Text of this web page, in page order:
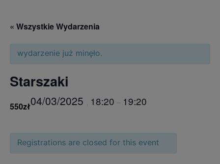
« Wszystkie Wydarzenia
wydarzenie już minęło.
Starszaki
550zł04/03/2025 18:20 – 19:20
Registrations are closed for this event